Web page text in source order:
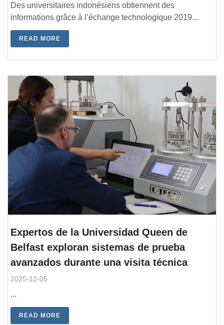
Des universitaires indonésiens obtiennent des
informations grâce à l’échange technologique 2019...
READ MORE
Expertos de la Universidad Queen de
Belfast exploran sistemas de prueba
avanzados durante una visita técnica
2025-12-05
...
READ MORE